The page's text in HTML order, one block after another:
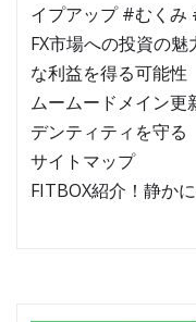
イプアップ #むくみ
FX市場への投資の
な利益を得る可能性
ムームードメイン更
デンティティを守る
サイトマップ
FITBOX紹介！静か